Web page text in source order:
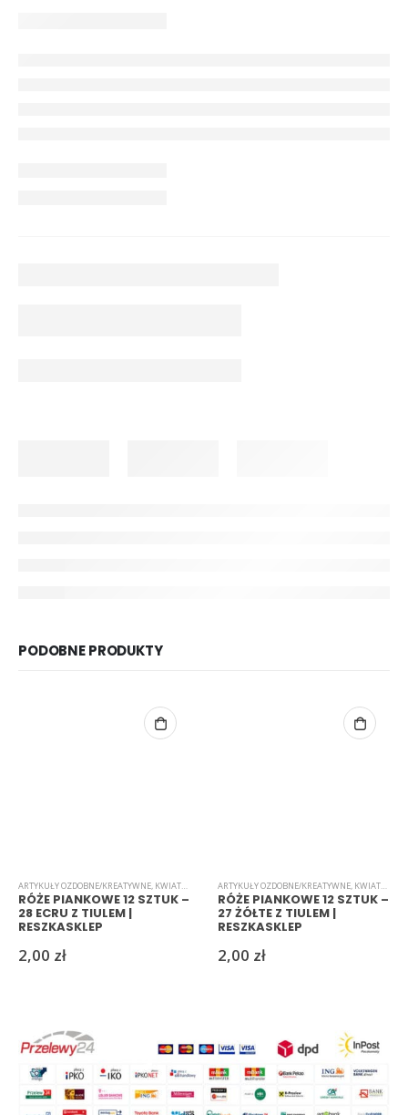
PODOBNE PRODUKTY
ARTYKUŁY OZDOBNE/KREATYWNE, KWIATKI PIANKOWE
RÓŻE PIANKOWE 12 SZTUK –
28 ECRU Z TIULEM |
RESZKASKLEP
2,00 zł
ARTYKUŁY OZDOBNE/KREATYWNE, KWIATKI
RÓŻE PIANKOWE 12 SZTUK –
27 ŻÓŁTE Z TIULEM |
RESZKASKLEP
2,00 zł